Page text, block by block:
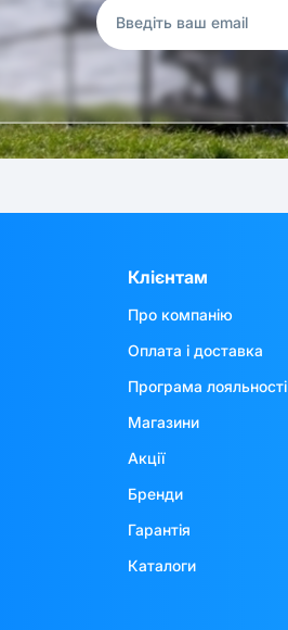
Клієнтам
Про компанію
Оплата і доставка
Програма лояльності
Магазини
Акції
Бренди
Гарантія
Каталоги